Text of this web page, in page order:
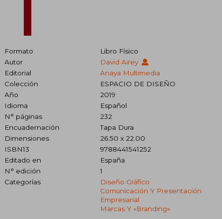
Formato
Libro Físico
Autor
David Airey
Editorial
Anaya Multimedia
Colección
ESPACIO DE DISEÑO
Año
2019
Idioma
Español
N° páginas
232
Encuadernación
Tapa Dura
Dimensiones
26.50 x 22.00
ISBN13
9788441541252
Editado en
España
N° edición
1
Categorías
Diseño Gráfico
Comunicación Y Presentación
Empresarial
Marcas Y «branding»